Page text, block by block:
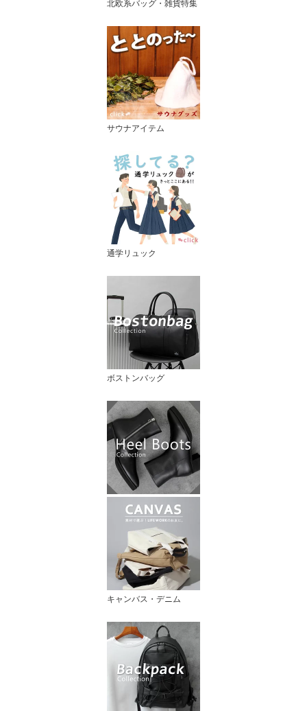
北欧系バッグ・雑貨特集
サウナアイテム
通学リュック
ボストンバッグ
キャンバス・デニム